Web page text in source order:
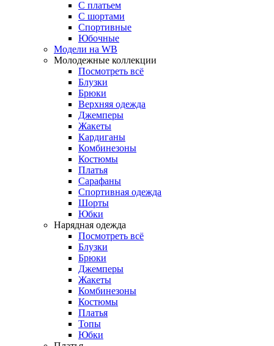
С платьем
С шортами
Спортивные
Юбочные
Модели на WB
Молодежные коллекции
Посмотреть всё
Блузки
Брюки
Верхняя одежда
Джемперы
Жакеты
Кардиганы
Комбинезоны
Костюмы
Платья
Сарафаны
Спортивная одежда
Шорты
Юбки
Нарядная одежда
Посмотреть всё
Блузки
Брюки
Джемперы
Жакеты
Комбинезоны
Костюмы
Платья
Топы
Юбки